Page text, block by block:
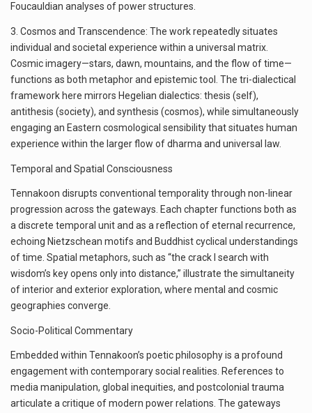
Foucauldian analyses of power structures.
3. Cosmos and Transcendence: The work repeatedly situates
individual and societal experience within a universal matrix.
Cosmic imagery—stars, dawn, mountains, and the flow of time—
functions as both metaphor and epistemic tool. The tri-dialectical
framework here mirrors Hegelian dialectics: thesis (self),
antithesis (society), and synthesis (cosmos), while simultaneously
engaging an Eastern cosmological sensibility that situates human
experience within the larger flow of dharma and universal law.
Temporal and Spatial Consciousness
Tennakoon disrupts conventional temporality through non-linear
progression across the gateways. Each chapter functions both as
a discrete temporal unit and as a reflection of eternal recurrence,
echoing Nietzschean motifs and Buddhist cyclical understandings
of time. Spatial metaphors, such as “the crack I search with
wisdom’s key opens only into distance,” illustrate the simultaneity
of interior and exterior exploration, where mental and cosmic
geographies converge.
Socio-Political Commentary
Embedded within Tennakoon’s poetic philosophy is a profound
engagement with contemporary social realities. References to
media manipulation, global inequities, and postcolonial trauma
articulate a critique of modern power relations. The gateways